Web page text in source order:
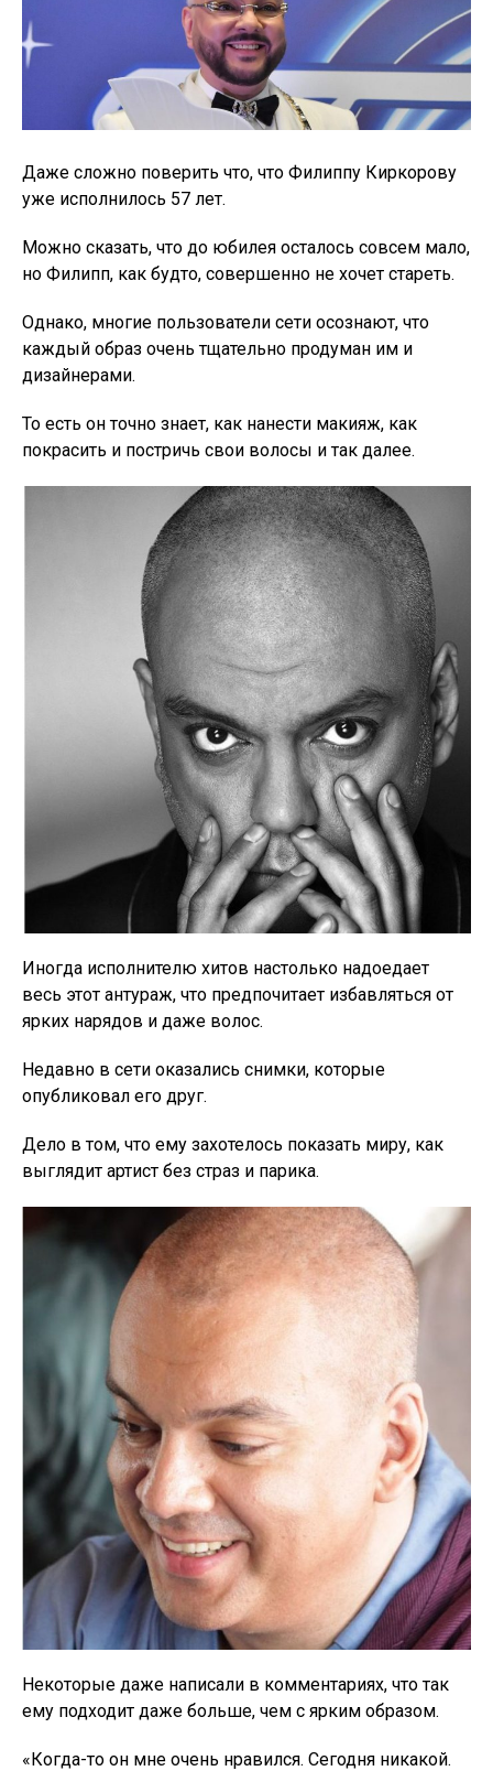
Даже сложно поверить что, что Филиппу Киркорову
уже исполнилось 57 лет.
Можно сказать, что до юбилея осталось совсем мало,
но Филипп, как будто, совершенно не хочет стареть.
Однако, многие пользователи сети осознают, что
каждый образ очень тщательно продуман им и
дизайнерами.
То есть он точно знает, как нанести макияж, как
покрасить и постричь свои волосы и так далее.
Иногда исполнителю хитов настолько надоедает
весь этот антураж, что предпочитает избавляться от
ярких нарядов и даже волос.
Недавно в сети оказались снимки, которые
опубликовал его друг.
Дело в том, что ему захотелось показать миру, как
выглядит артист без страз и парика.
Некоторые даже написали в комментариях, что так
ему подходит даже больше, чем с ярким образом.
«Когда-то он мне очень нравился. Сегодня никакой.